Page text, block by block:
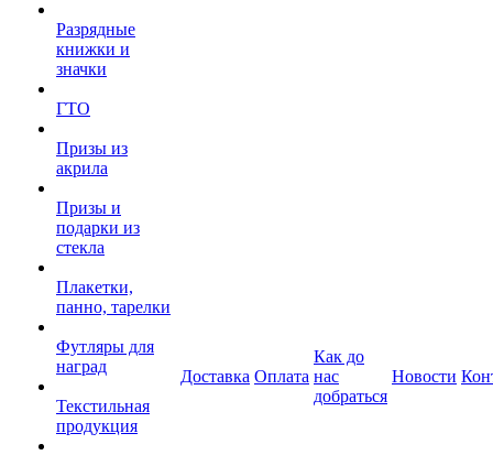
Разрядные
книжки и
значки
ГТО
Призы из
акрила
Призы и
подарки из
стекла
Плакетки,
панно, тарелки
Футляры для
наград
Текстильная
продукция
Доставка Оплата
Как до
нас
добраться
Новости